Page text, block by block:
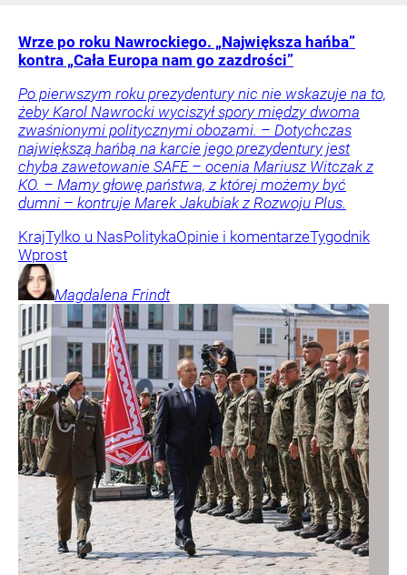
Wrze po roku Nawrockiego. „Największa hańba”
kontra „Cała Europa nam go zazdrości”
Po pierwszym roku prezydentury nic nie wskazuje na to,
żeby Karol Nawrocki wyciszył spory między dwoma
zwaśnionymi politycznymi obozami. – Dotychczas
największą hańbą na karcie jego prezydentury jest
chyba zawetowanie SAFE – ocenia Mariusz Witczak z
KO. – Mamy głowę państwa, z której możemy być
dumni – kontruje Marek Jakubiak z Rozwoju Plus.
KrajTylko u NasPolitykaOpinie i komentarzeTygodnik
Wprost
Magdalena Frindt